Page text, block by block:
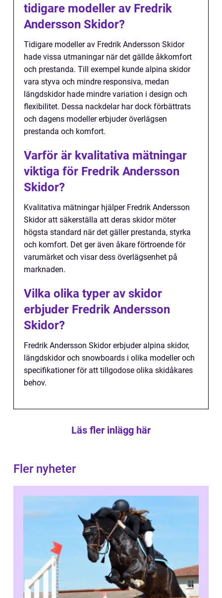
tidigare modeller av Fredrik
Andersson Skidor?
Tidigare modeller av Fredrik Andersson Skidor
hade vissa utmaningar när det gällde åkkomfort
och prestanda. Till exempel kunde alpina skidor
vara styva och mindre responsiva, medan
längdskidor hade mindre variation i design och
flexibilitet. Dessa nackdelar har dock förbättrats
och dagens modeller erbjuder överlägsen
prestanda och komfort.
Varför är kvalitativa mätningar
viktiga för Fredrik Andersson
Skidor?
Kvalitativa mätningar hjälper Fredrik Andersson
Skidor att säkerställa att deras skidor möter
högsta standard när det gäller prestanda, styrka
och komfort. Det ger även åkare förtroende för
varumärket och visar dess överlägsenhet på
marknaden.
Vilka olika typer av skidor
erbjuder Fredrik Andersson
Skidor?
Fredrik Andersson Skidor erbjuder alpina skidor,
längdskidor och snowboards i olika modeller och
specifikationer för att tillgodose olika skidåkares
behov.
Läs fler inlägg här
Fler nyheter